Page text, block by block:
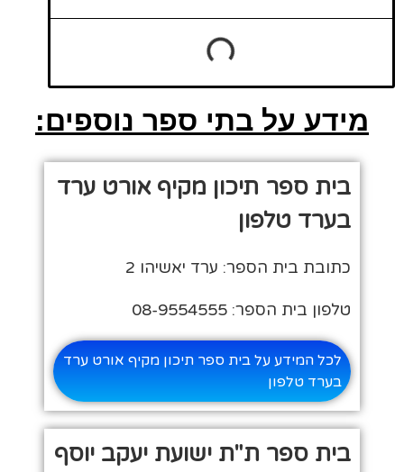
מידע על בתי ספר נוספים:
בית ספר תיכון מקיף אורט ערד
בערד טלפון
כתובת בית הספר: ערד יאשיהו 2
טלפון בית הספר: 08-9554555
לכל המידע על בית ספר תיכון מקיף אורט ערד
בערד טלפון
בית ספר ת"ת ישועת יעקב יוסף